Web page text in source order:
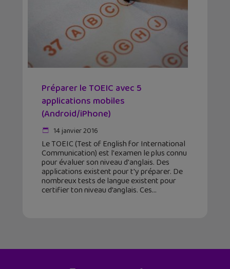
Préparer le TOEIC avec 5
applications mobiles
(Android/iPhone)
14 janvier 2016
Le TOEIC (Test of English for International
Communication) est l'examen le plus connu
pour évaluer son niveau d'anglais. Des
applications existent pour t'y préparer. De
nombreux tests de langue existent pour
certifier ton niveau d’anglais. Ces